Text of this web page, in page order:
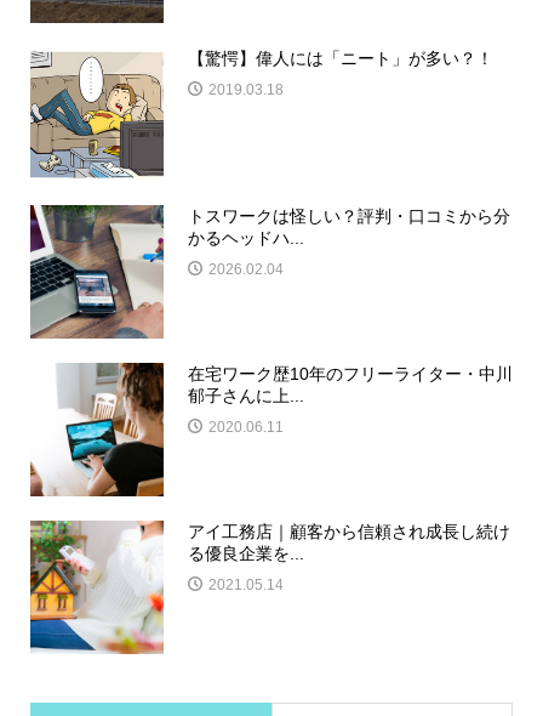
【驚愕】偉人には「ニート」が多い？！
2019.03.18
トスワークは怪しい？評判・口コミから分
かるヘッドハ...
2026.02.04
在宅ワーク歴10年のフリーライター・中川
郁子さんに上...
2020.06.11
アイ工務店｜顧客から信頼され成長し続け
る優良企業を...
2021.05.14